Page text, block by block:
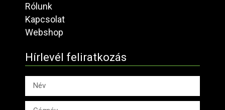
Rólunk
Kapcsolat
Webshop
Hírlevél feliratkozás